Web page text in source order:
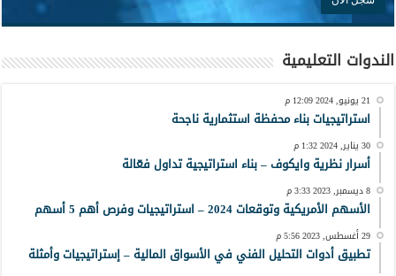
الندوات التعليمية
21 يونيو, 2024 12:09 م
استراتيجيات بناء محفظة استثمارية ناجحة
30 يناير, 2024 1:32 م
أسرار نظرية وايكوف – بناء استراتيجية تداول فعّالة
8 ديسمبر, 2023 3:33 م
الأسهم الأمريكية وتوقعات 2024 – استراتيجيات وفرص أهم 5 أسهم
29 أغسطس, 2023 5:56 م
تطبيق أدوات التحليل الفني في الأسواق المالية – إستراتيجيات وأمثلة